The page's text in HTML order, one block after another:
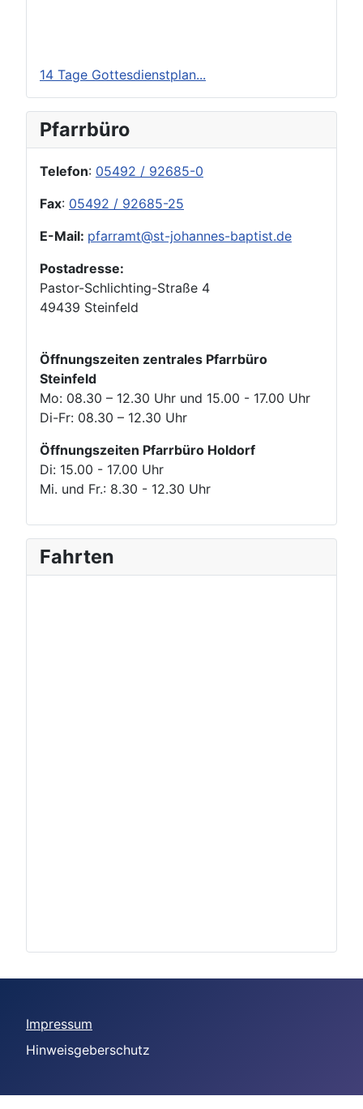
14 Tage Gottesdienstplan...
Pfarrbüro
Telefon: 05492 / 92685-0
Fax: 05492 / 92685-25
E-Mail: pfarramt@st-johannes-baptist.de
Postadresse:
Pastor-Schlichting-Straße 4
49439 Steinfeld
Öffnungszeiten zentrales Pfarrbüro
Steinfeld
Mo: 08.30 – 12.30 Uhr und 15.00 - 17.00 Uhr
Di-Fr: 08.30 – 12.30 Uhr
Öffnungszeiten Pfarrbüro Holdorf
Di: 15.00 - 17.00 Uhr
Mi. und Fr.: 8.30 - 12.30 Uhr
Fahrten
Impressum
Hinweisgeberschutz